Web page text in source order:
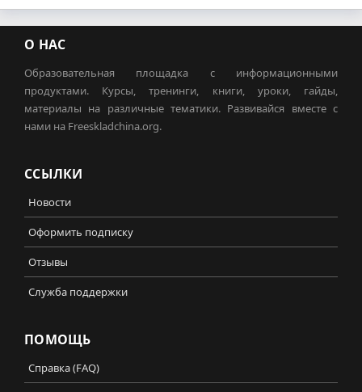
О НАС
Образовательная площадка с информационными
продуктами. Курсы, тренинги, книги, уроки, гайды,
материалы на различные тематики. Развивайся вместе с
нами на Freeskladchina.org.
ССЫЛКИ
Новости
Оформить подписку
Отзывы
Служба поддержки
ПОМОЩЬ
Справка (FAQ)